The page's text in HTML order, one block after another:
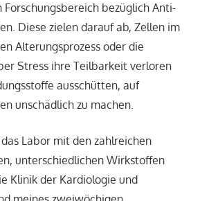
Forschungsbereich bezüglich Anti-
Diese zielen darauf ab, Zellen im
Alterungsprozess oder die
Stress ihre Teilbarkeit verloren
ausschütten, auf
unschädlich zu machen.
Labor mit den zahlreichen
unterschiedlichen Wirkstoffen
Klinik der Kardiologie und